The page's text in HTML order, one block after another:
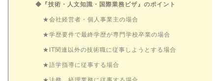
◆『技術・人文知識・国際業務ビザ』のポイント
★会社経営者・個人事業主の場合
★学歴要件で最終学歴が専門学校卒業の場合
★IT関連以外の技術職に従事しようとする場合
★語学指導に従事する場合